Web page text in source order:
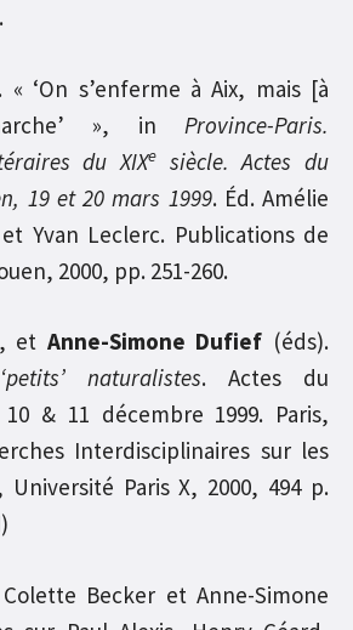
. « ‘On s’enferme à Aix, mais [à
», in Province-Paris.
du XIXe
siècle. Actes du
19 et 20 mars 1999. Éd. Amélie
Yvan Leclerc. Publications de
2000, pp. 251-260.
, et Anne-Simone Dufief (éds).
naturalistes. Actes du
& 11 décembre 1999. Paris,
Interdisciplinaires sur les
Université Paris X, 2000, 494 p.
Becker et Anne-Simone